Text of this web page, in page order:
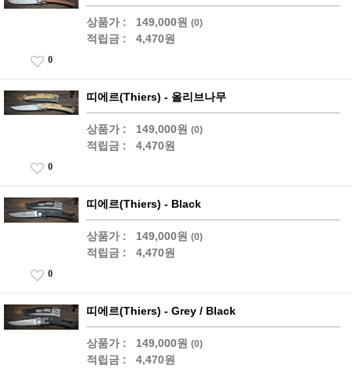
상품가 : 149,000원 (0)
적립금 : 4,470원
0
띠에르(Thiers) - 올리브나무
상품가 : 149,000원 (0)
적립금 : 4,470원
0
띠에르(Thiers) - Black
상품가 : 149,000원 (0)
적립금 : 4,470원
0
띠에르(Thiers) - Grey / Black
상품가 : 149,000원 (0)
적립금 : 4,470원